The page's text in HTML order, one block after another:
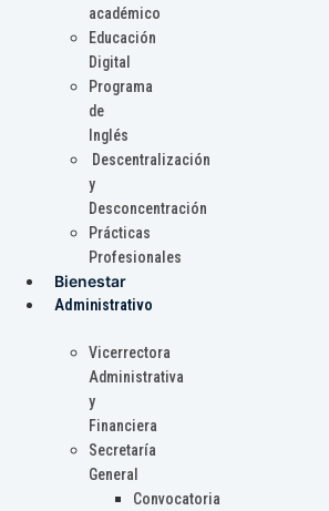
académico
Educación
Digital
Programa
de
Inglés
Descentralización
y
Desconcentración
Prácticas
Profesionales
Bienestar
Administrativo
Vicerrectora
Administrativa
y
Financiera
Secretaría
General
Convocatoria